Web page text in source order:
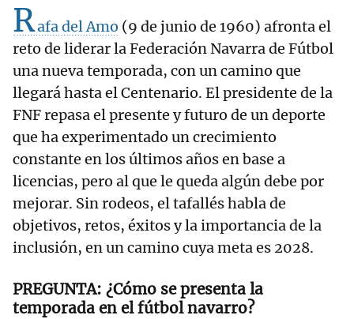
Rafa del Amo (9 de junio de 1960) afronta el
reto de liderar la Federación Navarra de Fútbol
una nueva temporada, con un camino que
llegará hasta el Centenario. El presidente de la
FNF repasa el presente y futuro de un deporte
que ha experimentado un crecimiento
constante en los últimos años en base a
licencias, pero al que le queda algún debe por
mejorar. Sin rodeos, el tafallés habla de
objetivos, retos, éxitos y la importancia de la
inclusión, en un camino cuya meta es 2028.
¿Cómo se presenta la
temporada en el fútbol navarro?